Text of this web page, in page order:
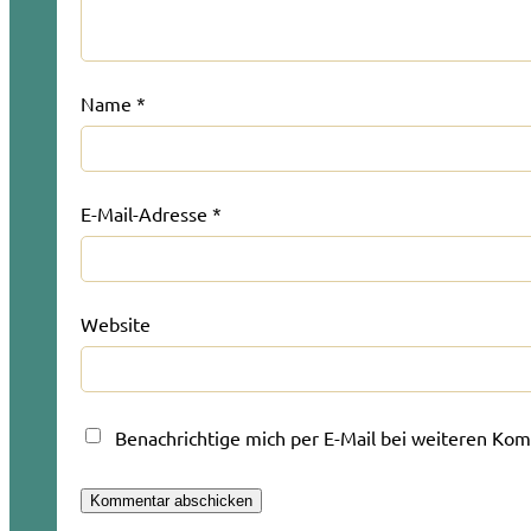
Name *
E-Mail-Adresse *
Website
Benachrichtige mich per E-Mail bei weiteren